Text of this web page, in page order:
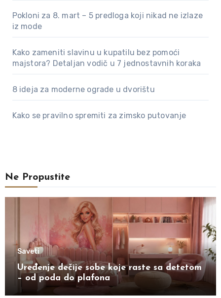
Pokloni za 8. mart – 5 predloga koji nikad ne izlaze
iz mode
Kako zameniti slavinu u kupatilu bez pomoći
majstora? Detaljan vodič u 7 jednostavnih koraka
8 ideja za moderne ograde u dvorištu
Kako se pravilno spremiti za zimsko putovanje
Ne Propustite
Saveti
Uređenje dečije sobe koje raste sa detetom
– od poda do plafona